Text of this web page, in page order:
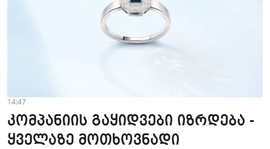
14:47
კომპანიის გაყიდვები იზრდება -
ყველაზე მოთხოვნადი